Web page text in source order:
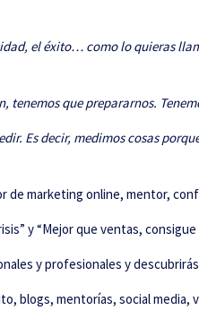
el éxito… como lo quieras
tenemos que prepararnos.
Es decir, medimos cosas
de marketing online, mentor,
y “Mejor que ventas, consigue
y profesionales y
blogs, mentorías, social